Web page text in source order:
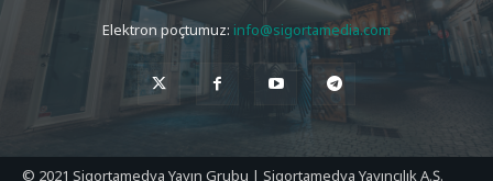
Elektron poçtumuz: info@sigortamedia.com
© 2021 Sigortamedya Yayın Grubu | Sigortamedya Yayıncılık A.Ş.